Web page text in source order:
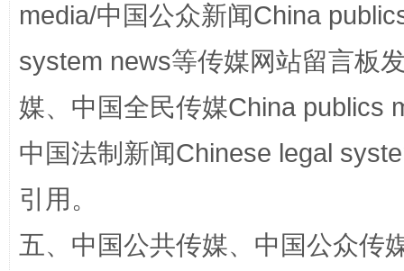
media/中国公众新闻China
system news等传媒网站留言板
媒、中国全民传媒China publics
中国法制新闻Chinese legal
引用。
五、中国公共传媒、中国公众传